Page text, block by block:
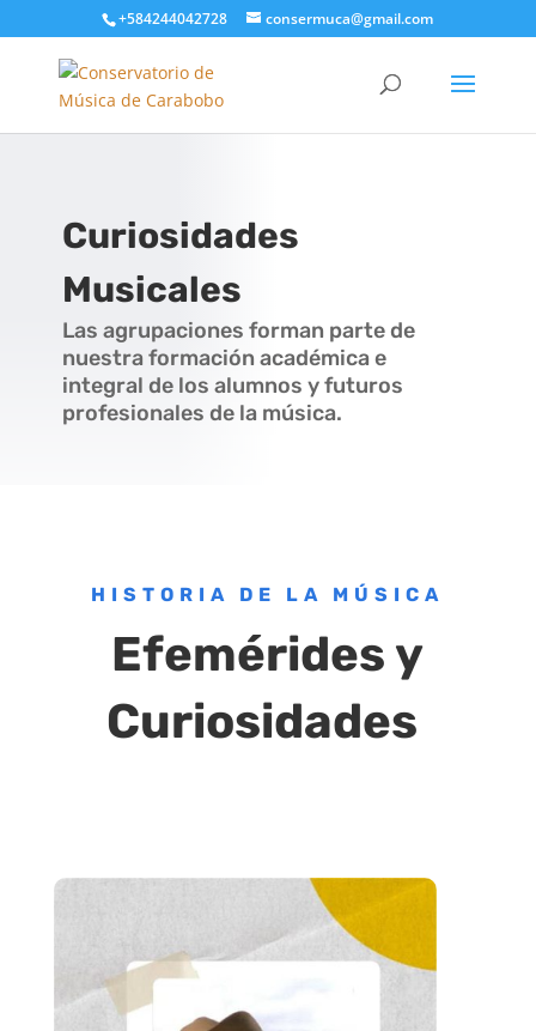
+584244042728 consermuca@gmail.com
Curiosidades
Musicales
Las agrupaciones forman parte de
nuestra formación académica e
integral de los alumnos y futuros
profesionales de la música.
HISTORIA DE LA MÚSICA
Efemérides y
Curiosidades